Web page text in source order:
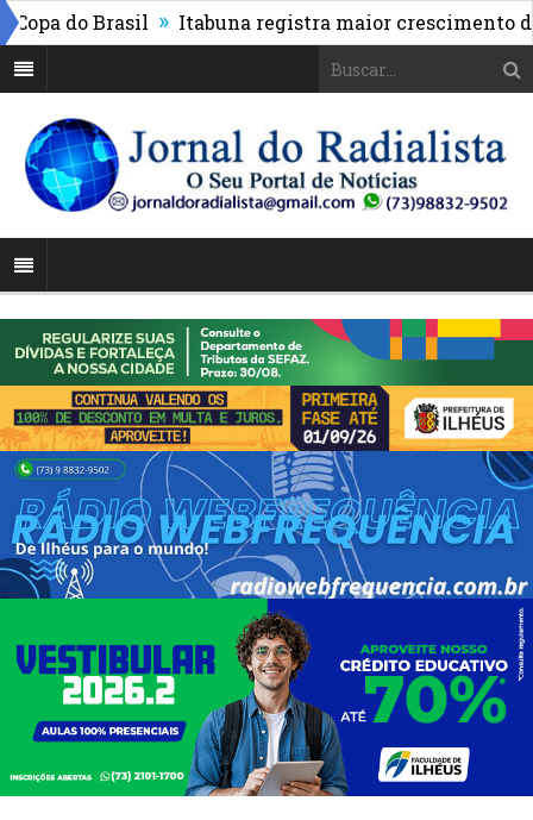
do Brasil » Itabuna registra maior crescimento do